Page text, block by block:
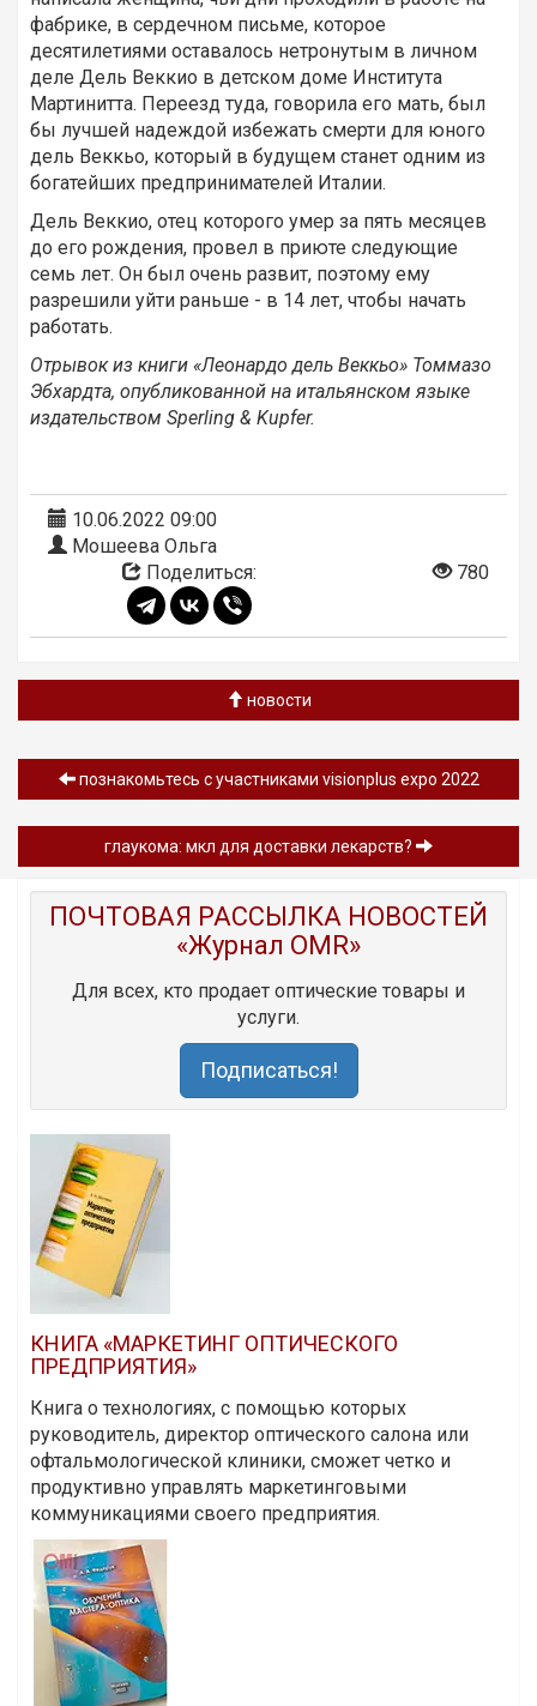
фабрике, в сердечном письме, которое
десятилетиями оставалось нетронутым в личном
деле Дель Веккио в детском доме Института
Мартинитта. Переезд туда, говорила его мать, был
бы лучшей надеждой избежать смерти для юного
дель Веккьо, который в будущем станет одним из
богатейших предпринимателей Италии.
Дель Веккио, отец которого умер за пять месяцев
до его рождения, провел в приюте следующие
семь лет. Он был очень развит, поэтому ему
разрешили уйти раньше - в 14 лет, чтобы начать
работать.
Отрывок из книги «Леонардо дель Веккьо» Томмазо
Эбхардта, опубликованной на итальянском языке
издательством Sperling & Kupfer.
10.06.2022 09:00
Мошеева Ольга
Поделиться:
780
новости
познакомьтесь с участниками visionplus expo 2022
глаукома: мкл для доставки лекарств?
ПОЧТОВАЯ РАССЫЛКА НОВОСТЕЙ
«Журнал OMR»
Для всех, кто продает оптические товары и
услуги.
Подписаться!
КНИГА «МАРКЕТИНГ ОПТИЧЕСКОГО
ПРЕДПРИЯТИЯ»
Книга о технологиях, с помощью которых
руководитель, директор оптического салона или
офтальмологической клиники, сможет четко и
продуктивно управлять маркетинговыми
коммуникациями своего предприятия.